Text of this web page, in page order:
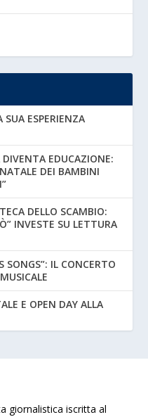
SUA ESPERIENZA
EDUCAZIONE:
DEI BAMBINI
DELLO SCAMBIO:
INVESTE SU LETTURA
SONGS”: IL CONCERTO
E OPEN DAY ALLA
giornalistica iscritta al